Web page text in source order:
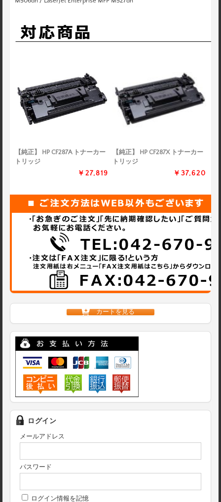
【純正】 HP CF287A トナーカー
トリッジ
￥27,819
【純正】 HP CF287X トナーカー
トリッジ
￥37,620
カートを見る
ログイン
メールアドレス
パスワード
ログイン情報を記憶